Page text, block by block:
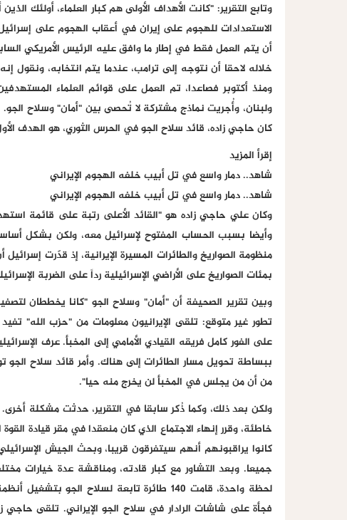
الاستعدادات للهجوم على إيران في أعقاب الهجوم على
أن يتم العمل فقط في إطار ما وافق عليه الرئيس الأمريكي
خلاله لاحقا أن نتوجه إلى ترامب، عندما يتم انتخابه، ونقول
ومنذ أكتوبر فصاعدا، تم العمل على قوائم العلماء
ولبنان، وأُجريت نماذج مشتركة لا تُحصى بين "أمان" وسلاح
كان حاجي زاده، قائد سلاح الجو في الحرس الثوري، هو الهدف
إقرأ المزيد
شاهد.. دمار واسع في تل أبيب خلفه الهجوم الإيراني
شاهد.. دمار واسع في تل أبيب خلفه الهجوم الإيراني
وكان علي حاجي زاده هو "القائد الأعلى رتبة على قائمة
وأيضا بسبب الحساب المفتوح لإسرائيل معه، ولكن بشكل
منظومة الصواريخ والطائرات المسيرة الإيرانية، إذ قدّرت
بمئات الصواريخ على الأراضي الإسرائيلية رداً على الضربة
وبين تقرير الصحيفة أن "أمان" وسلاح الجو "كانا يخططان
تطور غير متوقع: تلقى الإيرانيون معلومات من "حزب الله"
على الفور كامل فريقه القيادي الأمامي إلى المخبأ. عرف
ببساطة تحويل مسار الطائرات إلى هناك. وأمر قائد سلاح الجو
من أن من يجلس في المخبأ لن يخرج منه حيا".
ولكن بعد ذلك، وكما ذُكر سابقا في التقرير، حدثت مشكلة
خاطئة، وقرر إنهاء الاجتماع الذي كان منعقدا في مقر قيادة
كانوا يراقبونهم أنهم سيتفرقون قريبا، وبحث الجيش
جميعا. وبعد التشاور مع كبار قادته، ومناقشة عدة خيارات
فجأة على شاشات الرادار في سلاح الجو الإيراني. تلقى حاجي